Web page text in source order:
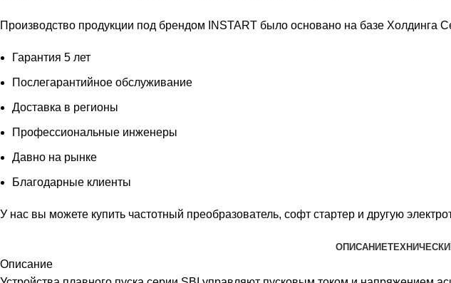
Производство продукции под брендом INSTART было основано на базе
Гарантия 5 лет
Послегарантийное обслуживание
Доставка в регионы
Профессиональные инженеры
Давно на рынке
Благодарные клиенты
У нас вы можете купить частотный преобразователь, софт стартер и другую
ОПИСАНИЕ
Описание